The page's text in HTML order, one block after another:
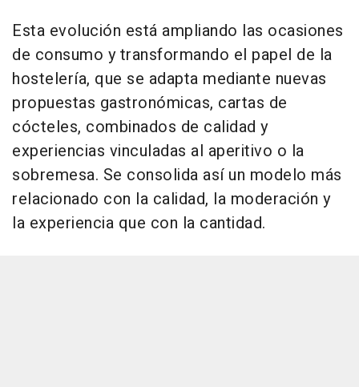
Esta evolución está ampliando las ocasiones
de consumo y transformando el papel de la
hostelería, que se adapta mediante nuevas
propuestas gastronómicas, cartas de
cócteles, combinados de calidad y
experiencias vinculadas al aperitivo o la
sobremesa. Se consolida así un modelo más
relacionado con la calidad, la moderación y
la experiencia que con la cantidad.